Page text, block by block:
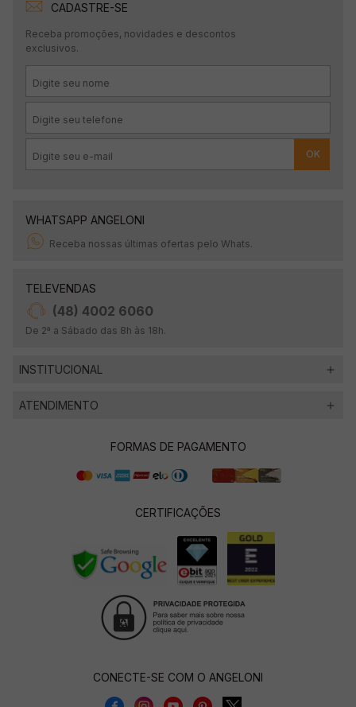
CADASTRE-SE
Receba promoções, novidades e descontos
exclusivos.
OK
WHATSAPP ANGELONI
Receba nossas últimas ofertas pelo Whats.
TELEVENDAS
(48) 4002 6060
De 2ª a Sábado das 8h às 18h.
INSTITUCIONAL
ATENDIMENTO
FORMAS DE PAGAMENTO
CERTIFICAÇÕES
CONECTE-SE COM O ANGELONI